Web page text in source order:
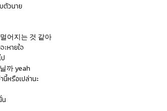
ตัวนาย
어지는 것 같아
ะหายใจ
까 yeah
นี้หรือเปล่านะ
น